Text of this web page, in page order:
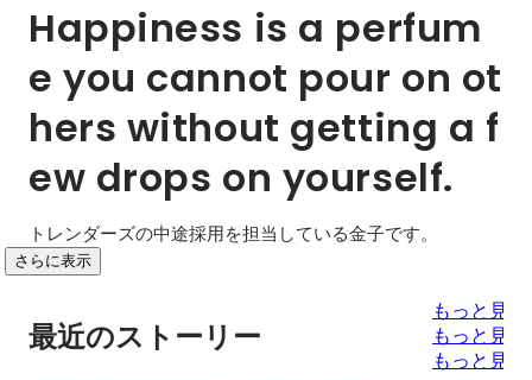
Happiness is a perfum
e you cannot pour on ot
hers without getting a f
ew drops on yourself.
トレンダーズの中途採用を担当している金子です。
さらに表示
最近のストーリー
もっと見る
もっと見る
もっと見る